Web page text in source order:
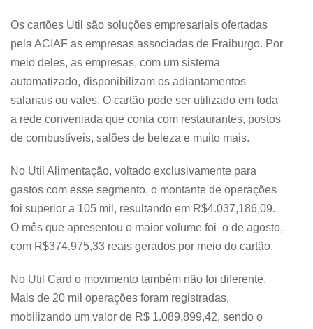
Os cartões Util são soluções empresariais ofertadas
pela ACIAF as empresas associadas de Fraiburgo. Por
meio deles, as empresas, com um sistema
automatizado, disponibilizam os adiantamentos
salariais ou vales. O cartão pode ser utilizado em toda
a rede conveniada que conta com restaurantes, postos
de combustíveis, salões de beleza e muito mais.
No Util Alimentação, voltado exclusivamente para
gastos com esse segmento, o montante de operações
foi superior a 105 mil, resultando em R$4.037,186,09.
O mês que apresentou o maior volume foi o de agosto,
com R$374.975,33 reais gerados por meio do cartão.
No Util Card o movimento também não foi diferente.
Mais de 20 mil operações foram registradas,
mobilizando um valor de R$ 1.089,899,42, sendo o